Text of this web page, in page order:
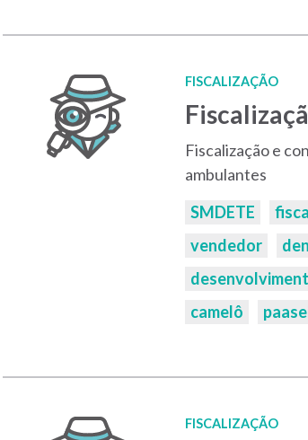
FISCALIZAÇÃO
Fiscalização e
ambulantes
Palavras-
chaves:
SMDETE
vendedor
camelô
FISCALIZAÇÃO